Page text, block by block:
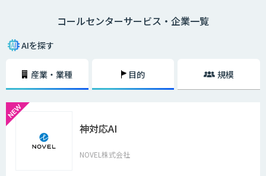
大きな理由の一つです。顧客の時間の都合に合わせて問い合わせができる
ようになることで、カスタマーサポートが向上します。その結果顧客が知
た、AIによる自然なコミュニケーションを図ることで、顧客との関係性を
AI・人工知能では対応できないような複雑な質問や、利用者の意図する回
答ができなかった場合は、オペレーターによる有人チャットで継続対応を
可能にする機能も重要です。専門スキルを持ったオペレーターがチャット
による対応を行うとともに、その中で得られたナレッジを蓄積していくこ
とで、運用開始後の回答精度の維持と向上につながります。AIと専門家と
の連携が、自動回答率を高めるサイクルを回します。また、蓄積されたナ
コールセンターサービス・企業一覧
AIを探す
産業・業種 目的 規模
神対応AI
NOVEL株式会社